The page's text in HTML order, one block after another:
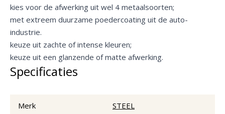
kies voor de afwerking uit wel 4 metaalsoorten;
met extreem duurzame poedercoating uit de auto-
industrie.
keuze uit zachte of intense kleuren;
keuze uit een glanzende of matte afwerking.
Specificaties
Merk STEEL